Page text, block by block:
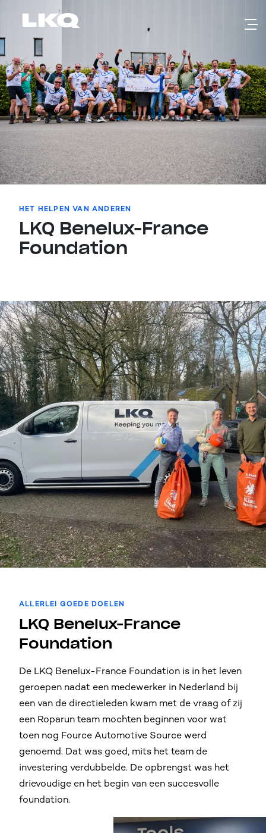
Skip to main content
HET HELPEN VAN ANDEREN
LKQ Benelux-France
Foundation
ALLERLEI GOEDE DOELEN
LKQ Benelux-France
Foundation
De LKQ Benelux-France Foundation is in het leven
geroepen nadat een medewerker in Nederland bij
een van de directieleden kwam met de vraag of zij
een Roparun team mochten beginnen voor wat
toen nog Fource Automotive Source werd
genoemd. Dat was goed, mits het team de
investering verdubbelde. De opbrengst was het
drievoudige en het begin van een succesvolle
foundation.